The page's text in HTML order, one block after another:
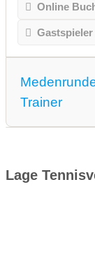
Online
Trainer
Lage